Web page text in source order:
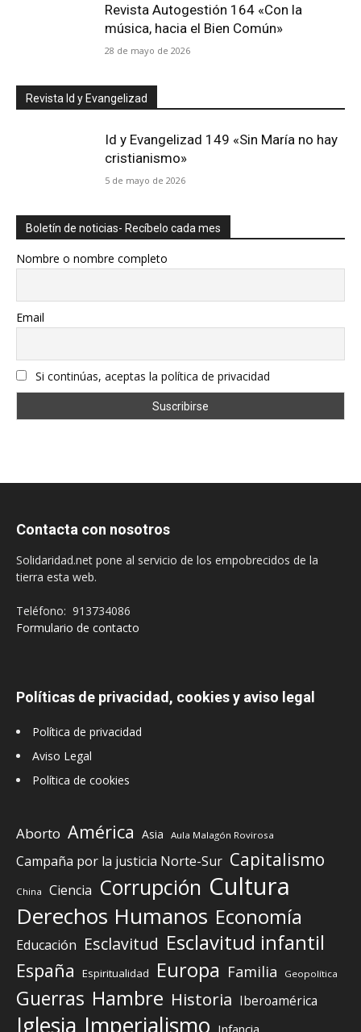
Revista Autogestión 164 «Con la
música, hacia el Bien Común»
28 de mayo de 2026
Revista Id y Evangelizad
Id y Evangelizad 149 «Sin María no hay
cristianismo»
5 de mayo de 2026
Boletín de noticias- Recíbelo cada mes
Nombre o nombre completo
Email
Si continúas, aceptas la política de privacidad
Contacta con nosotros
Solidaridad.net pone al servicio de los empobrecidos de la
tierra esta web.
Teléfono: 913734086
Formulario de contacto
Políticas de privacidad, cookies y aviso legal
Política de privacidad
Aviso Legal
Política de cookies
Aborto América Asia Aula Malagón Rovirosa
Campaña por la justicia Norte-Sur Capitalismo
China Ciencia Corrupción Cultura
Derechos Humanos Economía
Educación Esclavitud Esclavitud infantil
España Espiritualidad Europa Familia Geopolítica
Guerras Hambre Historia Iberoamérica
Iglesia Imperialismo Infancia